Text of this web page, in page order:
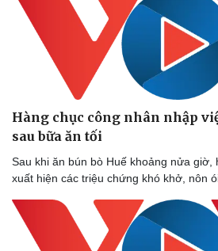
Hàng chục công nhân nhập
sau bữa ăn tối
Sau khi ăn bún bò Huế khoảng nửa giờ,
xuất hiện các triệu chứng khó khở, nôn